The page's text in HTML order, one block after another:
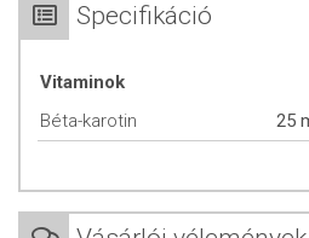
vegyület adja a sárgarépa és más
és gyümölcsök színét.
A természetben több mint 600
nyugati étrendben talán csak 50
csak 14 szívódik fel az
található), a lutein (a
spenótban), valamint a
Specifikáció
Vitaminok
Béta-karotin
25